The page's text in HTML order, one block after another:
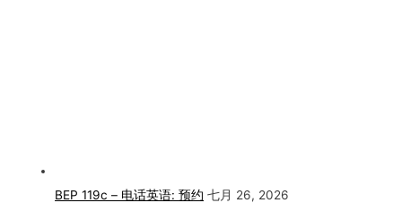
BEP 119c – 电话英语: 预约 七月 26, 2026